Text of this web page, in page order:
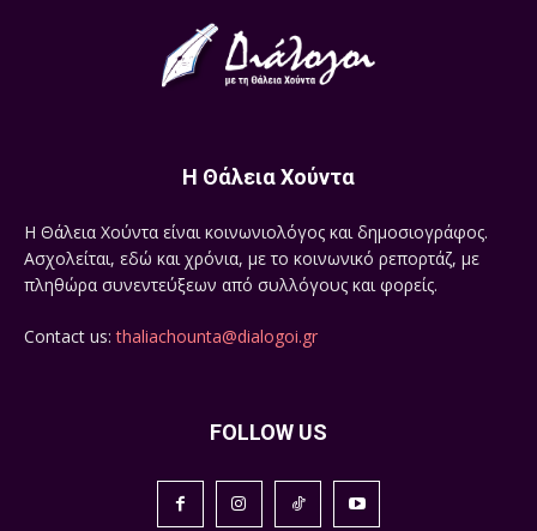
Η Θάλεια Χούντα
Η Θάλεια Χούντα είναι κοινωνιολόγος και δημοσιογράφος.
Ασχολείται, εδώ και χρόνια, με το κοινωνικό ρεπορτάζ, με
πληθώρα συνεντεύξεων από συλλόγους και φορείς.
Contact us:thaliachounta@dialogoi.gr
FOLLOW US